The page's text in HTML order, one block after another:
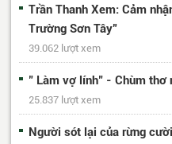
Trần Thanh Xem: Cảm
Trường Sơn Tây”
39.062 lượt xem
" Làm vợ lính" - Chùm thơ
25.837 lượt xem
Người sót lại của rừng